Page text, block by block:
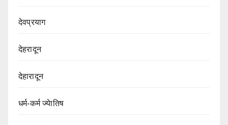
देवप्रयाग
देहरादून
देहारादून
धर्म-कर्म ज्येातिष